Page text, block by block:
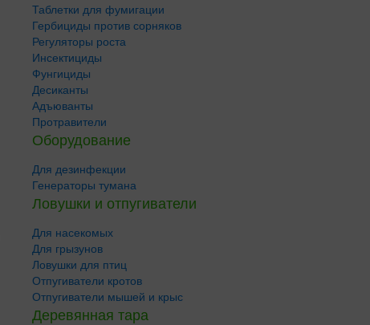
Таблетки для фумигации
Гербициды против сорняков
Регуляторы роста
Инсектициды
Фунгициды
Десиканты
Адъюванты
Протравители
Оборудование
Для дезинфекции
Генераторы тумана
Ловушки и отпугиватели
Для насекомых
Для грызунов
Ловушки для птиц
Отпугиватели кротов
Отпугиватели мышей и крыс
Деревянная тара